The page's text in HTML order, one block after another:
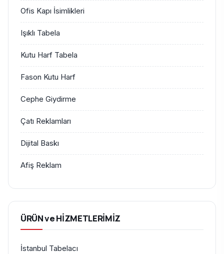
Ofis Kapı İsimlikleri
Işıklı Tabela
Kutu Harf Tabela
Fason Kutu Harf
Cephe Giydirme
Çatı Reklamları
Dijital Baskı
Afiş Reklam
ÜRÜN ve HİZMETLERİMİZ
İstanbul Tabelacı